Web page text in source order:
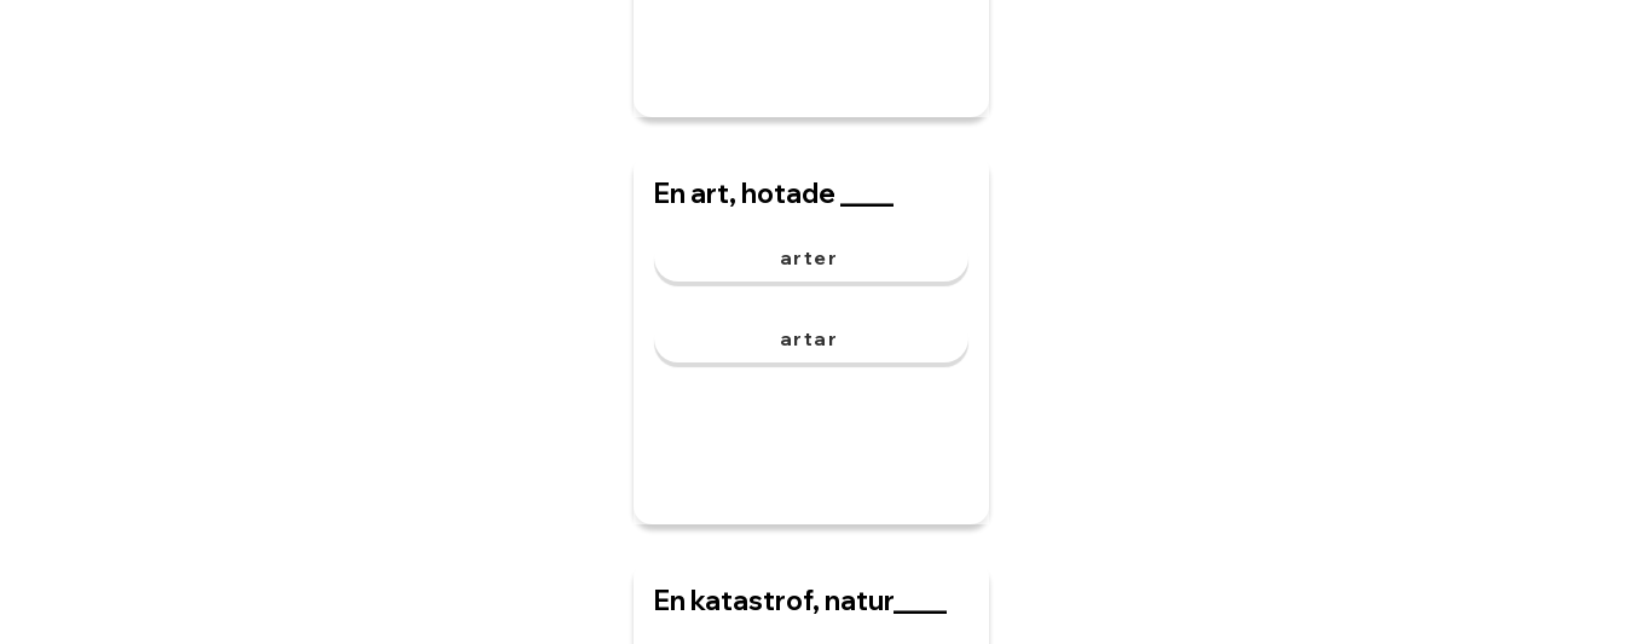
En art, hotade ____
arter
artar
En katastrof, natur____